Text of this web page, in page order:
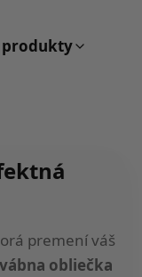
produkty
premení váš
obliečka